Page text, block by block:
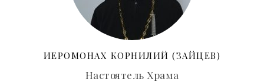
ИЕРОМОНАХ КОРНИЛИЙ (ЗАЙЦЕВ)
Настоятель Храма